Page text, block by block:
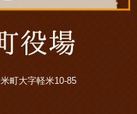
町大字軽米10-85